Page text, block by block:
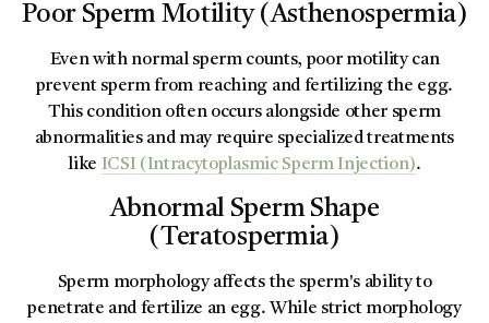
Poor Sperm Motility (Asthenospermia)
Even with normal sperm counts, poor motility can
prevent sperm from reaching and fertilizing the egg.
This condition often occurs alongside other sperm
abnormalities and may require specialized treatments
like ICSI (Intracytoplasmic Sperm Injection).
Abnormal Sperm Shape
(Teratospermia)
Sperm morphology affects the sperm's ability to
penetrate and fertilize an egg. While strict morphology